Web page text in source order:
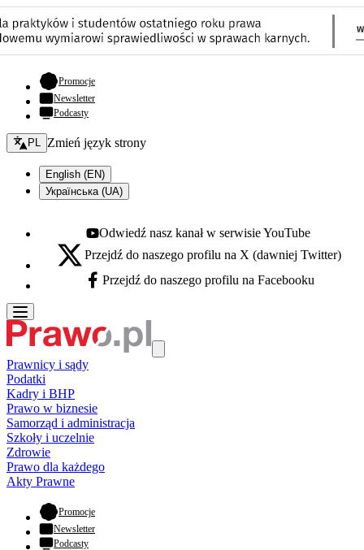
Promocje- otwiera się w nowej karcie
Newsletter
Podcasty
Zmień język - bieżący:
PL Zmień język strony
English (EN)
Українська (UA)
Youtube - otwiera się w nowej karcie
Odwiedź nasz kanał w serwisie YouTube
X - otwiera się w nowej karcie
Przejdź do naszego profilu na X (dawniej Twitter)
Facebook - otwiera się w nowej karcie
Przejdź do naszego profilu na Facebooku
Prawnicy i sądy
Podatki
Kadry i BHP
Prawo w biznesie
Samorząd i administracja
Szkoły i uczelnie
Zdrowie
Prawo dla każdego
Akty Prawne
Promocje- otwiera się w nowej karcie
Newsletter
Podcasty